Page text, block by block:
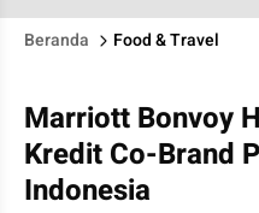
Beranda Food & Travel
Marriott Bonvoy
Kredit Co-Brand
Indonesia